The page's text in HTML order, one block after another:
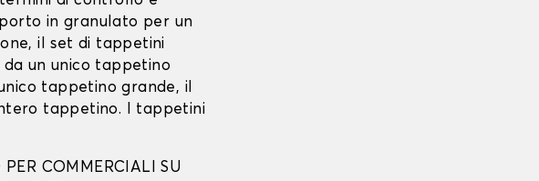
in granulato per un
il set di tappetini
un unico tappetino
tappetino grande, il
tappetino. I tappetini
COMMERCIALI SU